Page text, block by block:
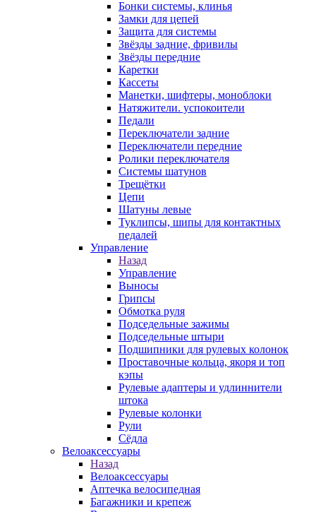
Бонки системы, клинья
Замки для цепей
Защита для системы
Звёзды задние, фривилы
Звёзды передние
Каретки
Кассеты
Манетки, шифтеры, моноблоки
Натяжители. успокоители
Педали
Переключатели задние
Переключатели передние
Ролики переключателя
Системы шатунов
Трещётки
Цепи
Шатуны левые
Туклипсы, шипы для контактных
педалей
Управление
Назад
Управление
Выносы
Грипсы
Обмотка руля
Подседельные зажимы
Подседельные штыри
Подшипники для рулевых колонок
Проставочные кольца, якоря и топ
кэпы
Рулевые адаптеры и удлиннители
штока
Рулевые колонки
Рули
Сёдла
Велоаксессуары
Назад
Велоаксессуары
Аптечка велосипедная
Багажники и крепеж